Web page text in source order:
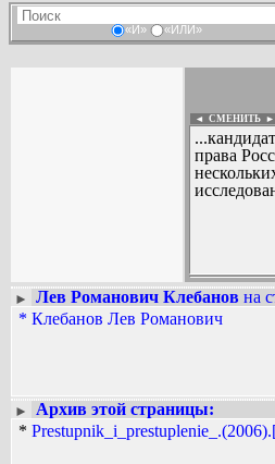
«И» «ИЛИ»
◄ СМЕНИТЬ ►
права
Вадим
...
► Лев Романович Клебанов на
* Клебанов Лев Романович
►
Архив этой страницы:
*